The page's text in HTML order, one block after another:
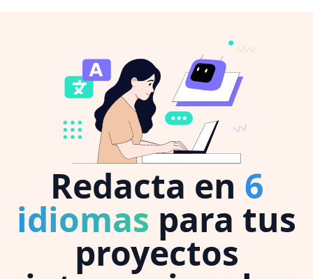
Redacta en 6
idiomas para tus
proyectos